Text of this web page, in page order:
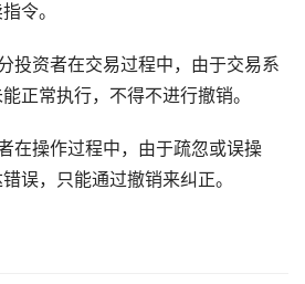
令。
投资者在交易过程中，由于交易系
正常执行，不得不进行撤销。
在操作过程中，由于疏忽或误操
误，只能通过撤销来纠正。